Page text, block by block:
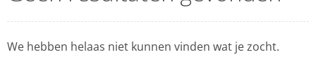
We hebben helaas niet kunnen vinden wat je zocht.